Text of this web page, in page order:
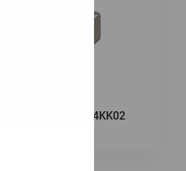
3NA3232-4KK02